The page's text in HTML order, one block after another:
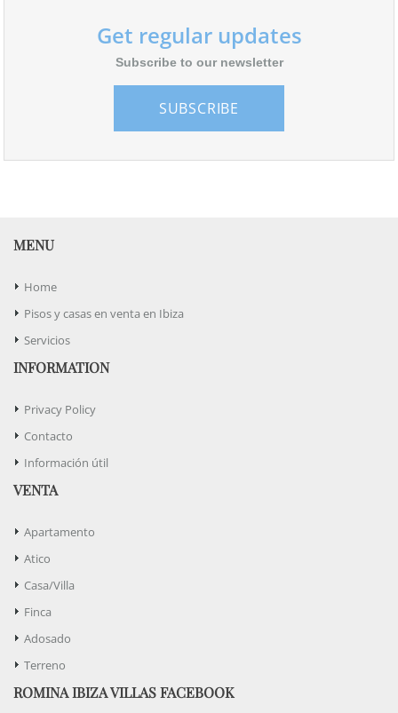
Get regular updates
Subscribe to our newsletter
SUBSCRIBE
MENU
Home
Pisos y casas en venta en Ibiza
Servicios
INFORMATION
Privacy Policy
Contacto
Información útil
VENTA
Apartamento
Atico
Casa/Villa
Finca
Adosado
Terreno
ROMINA IBIZA VILLAS FACEBOOK